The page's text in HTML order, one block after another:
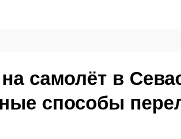
самолёт в
способы